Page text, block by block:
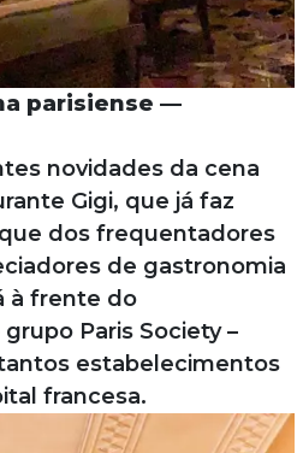
parisiense —
novidades da cena
Gigi, que já faz
dos frequentadores
de gastronomia
à frente do
Paris Society –
estabelecimentos
francesa.